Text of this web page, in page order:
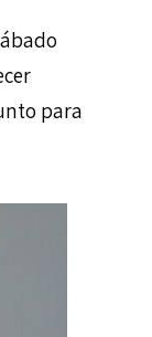
para